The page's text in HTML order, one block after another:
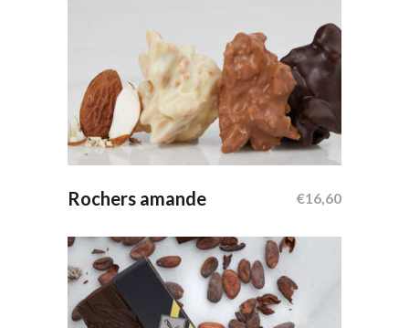
Ajouter Au Panier
Rochers amande €16,60